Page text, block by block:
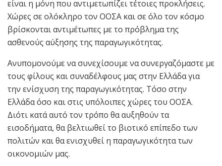
είναι η μόνη που αντιμετωπίζει τέτοιες προκλήσεις.
Χώρες σε ολόκληρο τον ΟΟΣΑ και σε όλο τον κόσμο
βρίσκονται αντιμέτωπες με το πρόβλημα της
ασθενούς αύξησης της παραγωγικότητας.
Ανυπομονούμε να συνεχίσουμε να συνεργαζόμαστε με
τους φίλους και συναδέλφους μας στην Ελλάδα για
την ενίσχυση της παραγωγικότητας. Τόσο στην
Ελλάδα όσο και στις υπόλοιπες χώρες του ΟΟΣΑ.
Διότι κατά αυτό τον τρόπο θα αυξηθούν τα
εισοδήματα, θα βελτιωθεί το βιοτικό επίπεδο των
πολιτών και θα ενισχυθεί η παραγωγικότητα των
οικονομιών μας.